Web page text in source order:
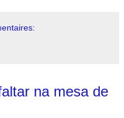
na mesa de